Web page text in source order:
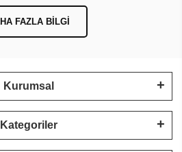
FAZLA BILGI
Kurumsal
Kategoriler